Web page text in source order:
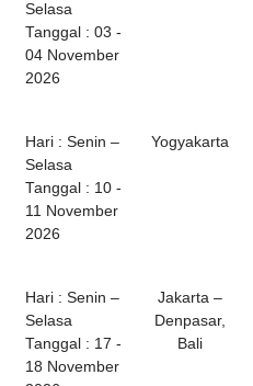
Selasa
Tanggal : 03 -
04 November
2026
Hari : Senin –
Selasa
Tanggal : 10 -
11 November
2026
Yogyakarta
Hari : Senin –
Selasa
Tanggal : 17 -
18 November
Jakarta –
Denpasar,
Bali